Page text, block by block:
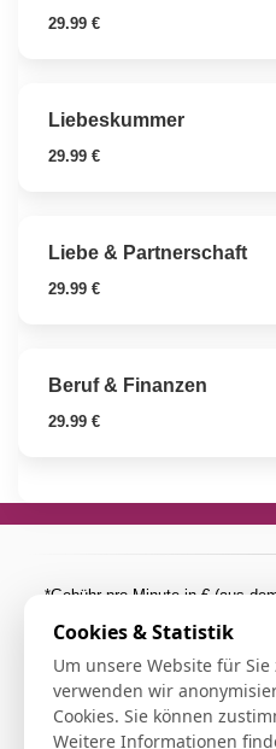
29.99 €
Liebeskummer
29.99 €
Liebe & Partnerschaft
29.99 €
Beruf & Finanzen
29.99 €
*Gebühr pro Minute in € (aus
Telefonberatung). Alle Preise
**Die Beratung über die
kostenpflichtig (1.99€/min aus
***Einmalig und nur für
Cookies & Statistik
Um unsere Website für
verwenden wir
Cookies. Sie können
Weitere Informationen